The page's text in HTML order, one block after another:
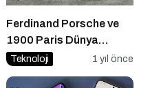
Ferdinand Porsche ve
1900 Paris Dünya
Sergisi’nde Elektrikli
Teknoloji 1 yıl önce